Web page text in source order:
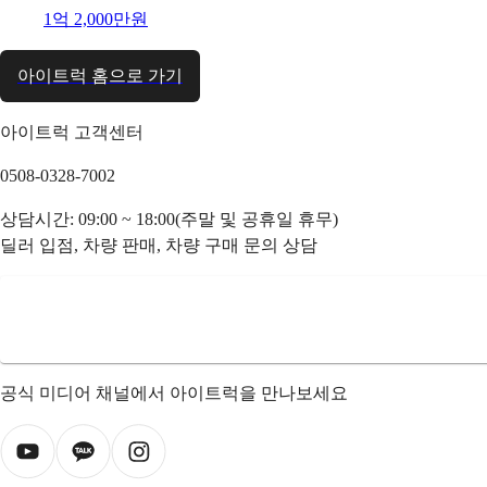
1억 2,000만원
아이트럭 홈으로 가기
아이트럭 고객센터
0508-0328-7002
상담시간: 09:00 ~ 18:00(주말 및 공휴일 휴무)
딜러 입점, 차량 판매, 차량 구매 문의 상담
공식 미디어 채널에서 아이트럭을 만나보세요